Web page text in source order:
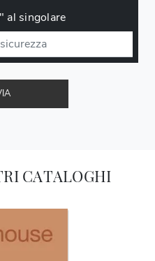
CATALOGHI
al singolare